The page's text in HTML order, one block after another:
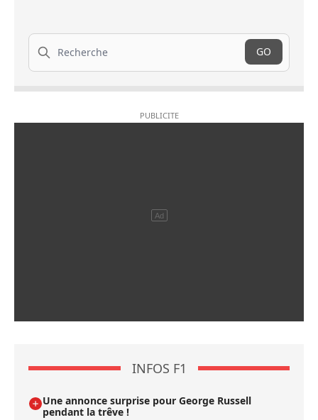
Recherche
GO
INFOS F1
Une annonce surprise pour George Russell
pendant la trêve !